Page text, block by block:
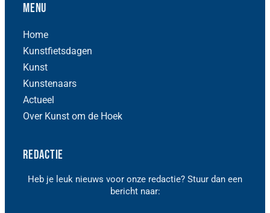
Menu
Home
Kunstfietsdagen
Kunst
Kunstenaars
Actueel
Over Kunst om de Hoek
Redactie
Heb je leuk nieuws voor onze redactie? Stuur dan een
bericht naar: